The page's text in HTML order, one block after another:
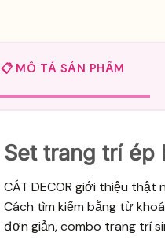
📋 MÔ TẢ SẢN PHẨM
Set trang trí ép
CÁT DECOR giới thiệu
Cách tìm kiếm bằng từ
đơn giản, combo trang trí